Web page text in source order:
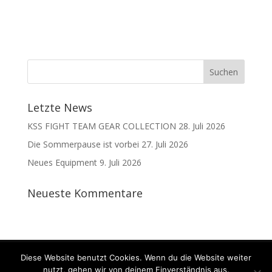
Letzte News
KSS FIGHT TEAM GEAR COLLECTION 28. Juli 2026
Die Sommerpause ist vorbei 27. Juli 2026
Neues Equipment 9. Juli 2026
Neueste Kommentare
Kontakt Datenschutz Impressum
Diese Website benutzt Cookies. Wenn du die Website weiter
nutzt, gehen wir von deinem Einverständnis aus.